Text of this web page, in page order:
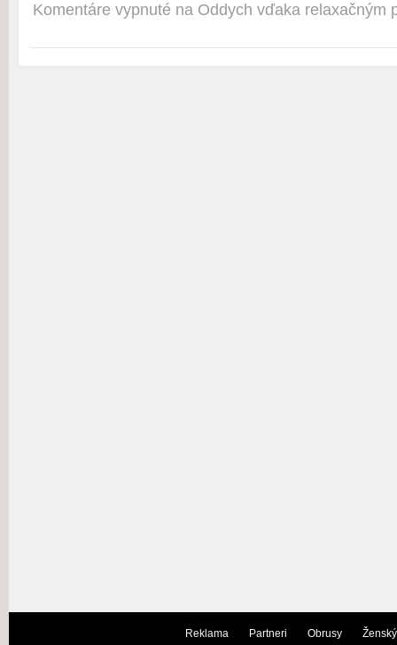
Komentáre vypnuté na Oddych vďaka relaxačným
Reklama Partneri Obrusy